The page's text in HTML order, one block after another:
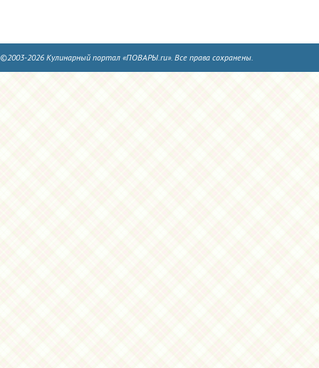
©2003-2026 Кулинарный портал «ПОВАРЫ.ru». Все права сохранены.